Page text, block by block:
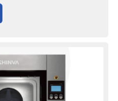
技術，使其更穩
的使用壽命。